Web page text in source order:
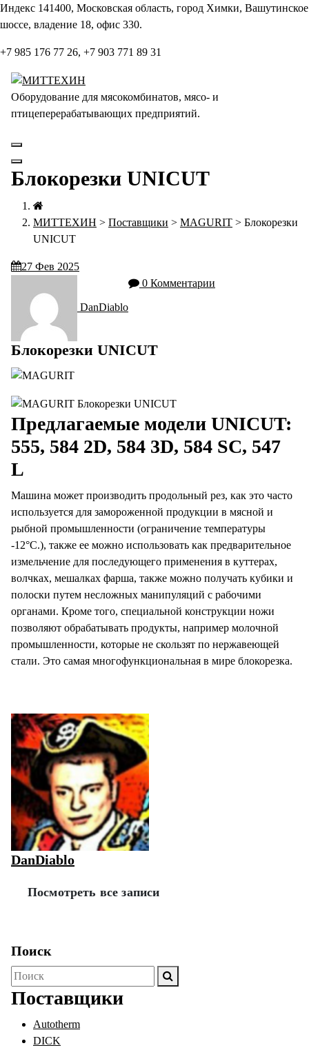
Перейти
к
Индекс 141400, Московская область, город Химки, Вашутинское
шоссе, владение 18, офис 330.
+7 985 176 77 26, +7 903 771 89 31
Оборудование для мясокомбинатов, мясо- и
птицеперерабатывающих предприятий.
Блокорезки UNICUT
МИТТЕХИН > Поставщики > MAGURIT > Блокорезки
UNICUT
27 Фев 2025
DanDiablo
0 Комментарии
Блокорезки UNICUT
Предлагаемые модели UNICUT:
555, 584 2D, 584 3D, 584 SC, 547
L
Машина может производить продольный рез, как это часто
используется для замороженной продукции в мясной и
рыбной промышленности (ограничение температуры
-12°С.), также ее можно использовать как предварительное
измельчение для последующего применения в куттерах,
волчках, мешалках фарша, также можно получать кубики и
полоски путем несложных манипуляций с рабочими
органами. Кроме того, специальной конструкции ножи
позволяют обрабатывать продукты, например молочной
промышленности, которые не скользят по нержавеющей
стали. Это самая многофункциональная в мире блокорезка.
DanDiablo
Посмотреть все записи
Поиск
Поиск
для:
Поставщики
Autotherm
DICK